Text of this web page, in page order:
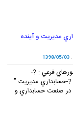
مديريت و آينده
1398/05/03
فرعي : ?-
حسابداري مديريت ”
در صنعت حسابداري و